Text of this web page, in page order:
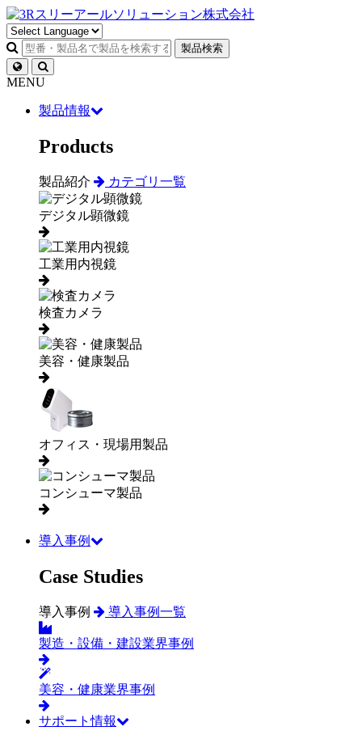
製品検索
MENU
製品情報
Products
製品紹介 カテゴリ一覧
デジタル顕微鏡
工業用内視鏡
検査カメラ
美容・健康製品
オフィス・現場用製品
コンシューマ製品
導入事例
Case Studies
導入事例 導入事例一覧
製造・設備・建設業界事例
美容・健康業界事例
サポート情報